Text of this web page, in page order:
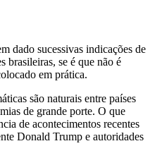
dado sucessivas indicações de
brasileiras, se é que não é
em prática.
são naturais entre países
de grande porte. O que
de acontecimentos recentes
Donald Trump e autoridades